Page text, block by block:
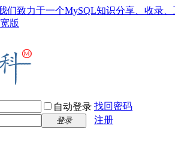
我们致力于一个MySQL知识分享、收录
版
自动登录 找回密码
登录
注册